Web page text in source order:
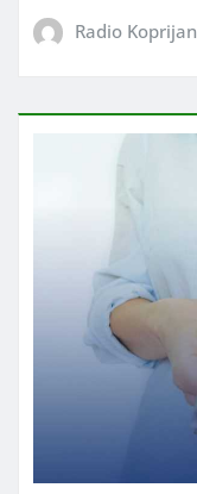
Radio Koprijan